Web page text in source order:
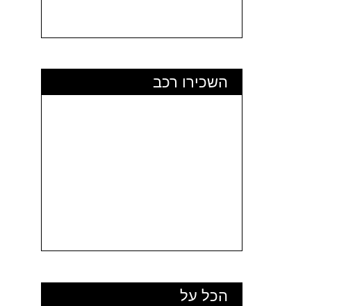
השכירו רכב
הכל על